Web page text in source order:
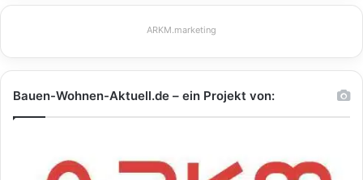
ARKM.marketing
Bauen-Wohnen-Aktuell.de – ein Projekt von: